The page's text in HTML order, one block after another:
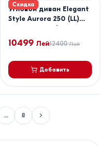
Скидка
Угловой диван Elegant
Style Aurora 250 (LL)
Коричневый /
Бнжнвый
10499 Лей12400 Лей
Добавить
... 8